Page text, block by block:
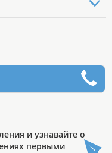
и узнавайте о
первыми